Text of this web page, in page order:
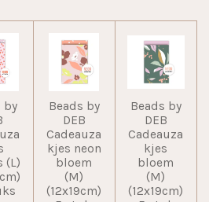
by
(L)
Beads by
DEB
Cadeauza
kjes neon
bloem
(M)
(12x19cm)
Beads by
DEB
Cadeauza
kjes
bloem
(M)
(12x19cm)